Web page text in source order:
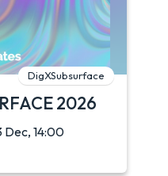
DigXSubsurface
2026
Dec, 14:00